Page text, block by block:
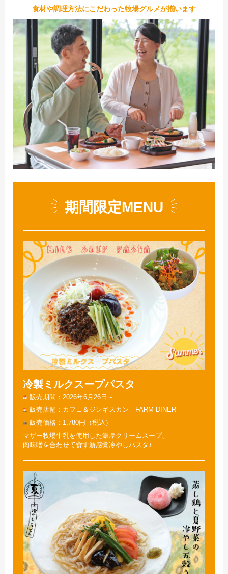
食材や調理方法にこだわった牧場グルメが揃います
期間限定MENU
冷製ミルクスープパスタ
販売期間
2026年6月26日～
販売店舗
カフェ＆ジンギスカン FARM DINER
販売価格
1,780円（税込）
マザー牧場牛乳を使用した濃厚クリームスープ、
肉味噌を合わせて食す新感覚冷やしパスタ♪